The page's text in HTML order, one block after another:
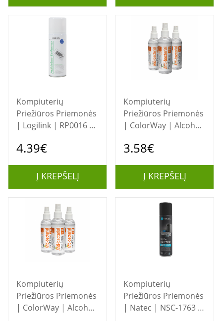
Kompiuterių
Priežiūros Priemonės
| Logilink | RP0016 |
ml
4.39€
Į KREPŠELĮ
Kompiuterių
Priežiūros Priemonės
| ColorWay | Alcohol
3910 | Cleaning Gel |
3.58€
Į KREPŠELĮ
Kompiuterių
Priežiūros Priemonės
| ColorWay | Alcohol
Kompiuterių
Priežiūros Priemonės
| Natec | NSC-1763 |